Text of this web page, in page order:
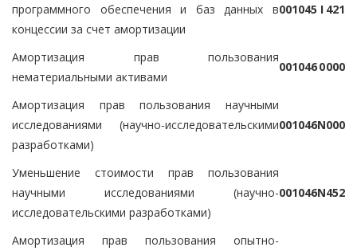
программного обеспечения и баз данных в
концессии за счет амортизации
001045 I 421
Амортизация прав пользования
нематериальными активами
0010460000
Амортизация прав пользования научными
исследованиями (научно-исследовательскими
разработками)
001046N000
Уменьшение стоимости прав пользования
научными исследованиями (научно-
исследовательскими разработками)
001046N452
Амортизация прав пользования опытно-